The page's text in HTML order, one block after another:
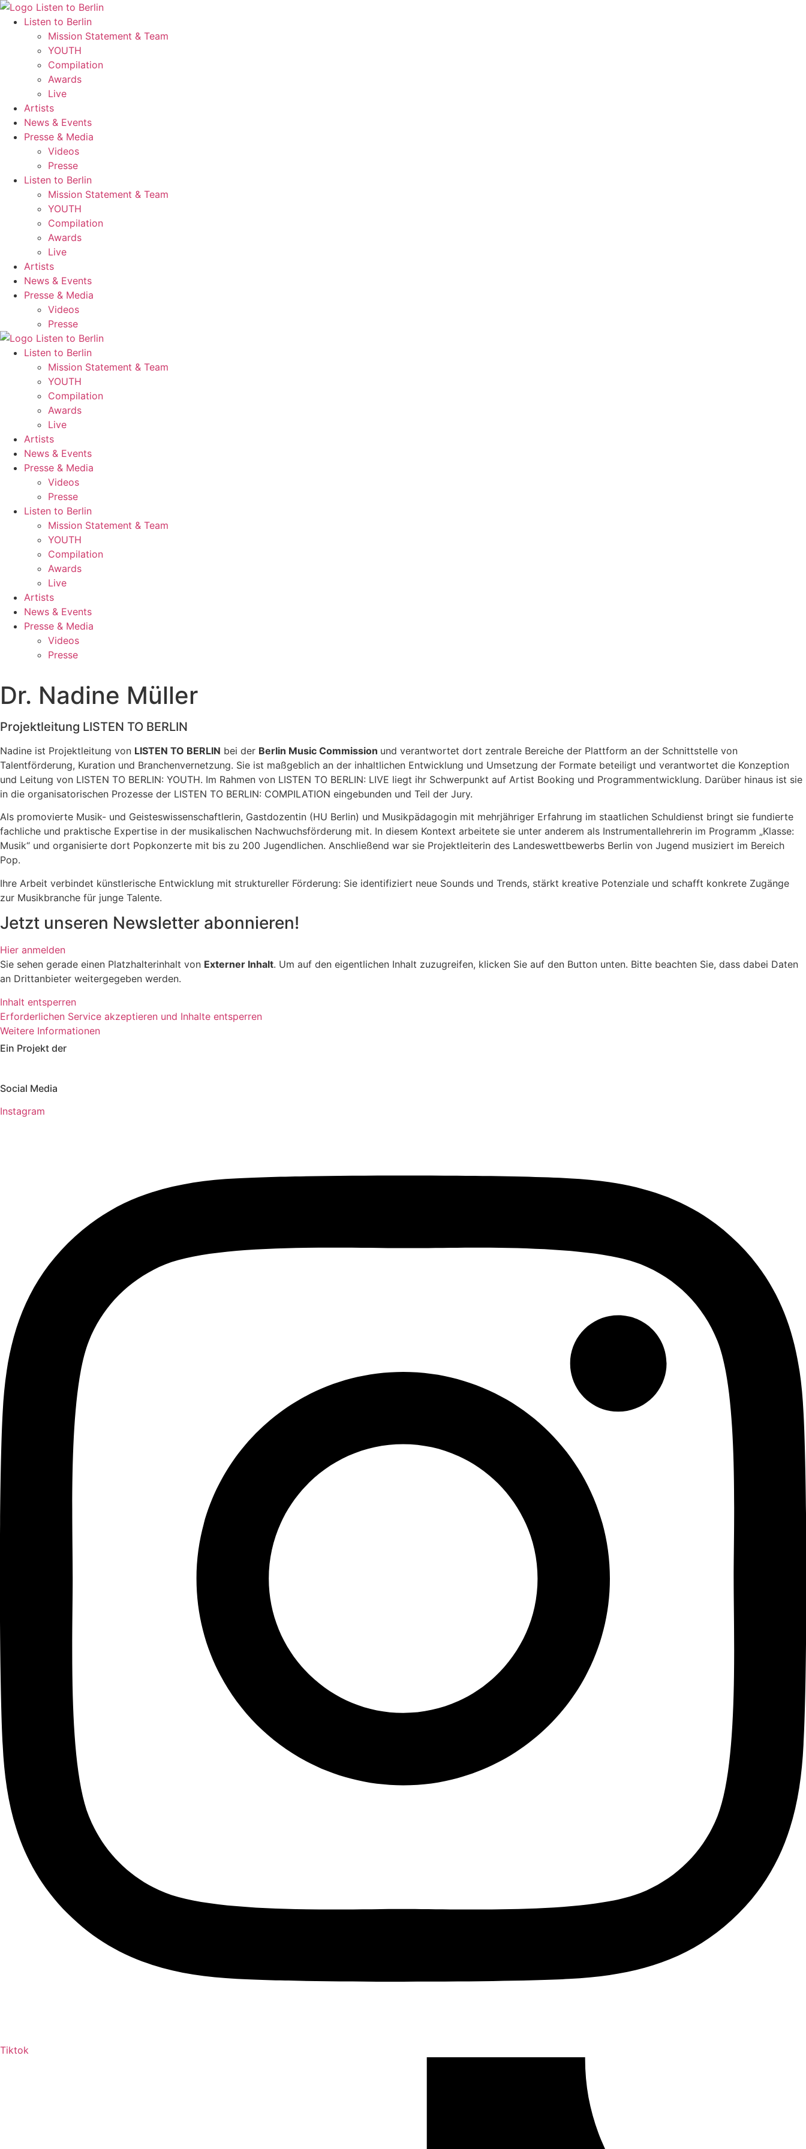
Zum
Inhalt
wechseln
Listen to Berlin
Mission Statement & Team
YOUTH
Compilation
Awards
Live
Artists
News & Events
Presse & Media
Videos
Presse
Listen to Berlin
Mission Statement & Team
YOUTH
Compilation
Awards
Live
Artists
News & Events
Presse & Media
Videos
Presse
Listen to Berlin
Mission Statement & Team
YOUTH
Compilation
Awards
Live
Artists
News & Events
Presse & Media
Videos
Presse
Listen to Berlin
Mission Statement & Team
YOUTH
Compilation
Awards
Live
Artists
News & Events
Presse & Media
Videos
Presse
Dr. Nadine Müller
Projektleitung LISTEN TO BERLIN
Nadine ist Projektleitung von LISTEN TO BERLIN bei der Berlin Music Commission und verantwortet dort zentrale Bereiche der Plattform an der Schnittstelle von
Talentförderung, Kuration und Branchenvernetzung. Sie ist maßgeblich an der inhaltlichen Entwicklung und Umsetzung der Formate beteiligt und verantwortet die Konzeption
und Leitung von LISTEN TO BERLIN: YOUTH. Im Rahmen von LISTEN TO BERLIN: LIVE liegt ihr Schwerpunkt auf Artist Booking und Programmentwicklung. Darüber hinaus ist sie
in die organisatorischen Prozesse der LISTEN TO BERLIN: COMPILATION eingebunden und Teil der Jury.
Als promovierte Musik- und Geisteswissenschaftlerin, Gastdozentin (HU Berlin) und Musikpädagogin mit mehrjähriger Erfahrung im staatlichen Schuldienst bringt sie fundierte
fachliche und praktische Expertise in der musikalischen Nachwuchsförderung mit. In diesem Kontext arbeitete sie unter anderem als Instrumentallehrerin im Programm „Klasse:
Musik“ und organisierte dort Popkonzerte mit bis zu 200 Jugendlichen. Anschließend war sie Projektleiterin des Landeswettbewerbs Berlin von Jugend musiziert im Bereich
Pop.
Ihre Arbeit verbindet künstlerische Entwicklung mit struktureller Förderung: Sie identifiziert neue Sounds und Trends, stärkt kreative Potenziale und schafft konkrete Zugänge
zur Musikbranche für junge Talente.
Jetzt unseren Newsletter abonnieren!
Hier anmelden
Sie sehen gerade einen Platzhalterinhalt von Externer Inhalt. Um auf den eigentlichen Inhalt zuzugreifen, klicken Sie auf den Button unten. Bitte beachten Sie, dass dabei Daten
an Drittanbieter weitergegeben werden.
Inhalt entsperren
Erforderlichen Service akzeptieren und Inhalte entsperren
Weitere Informationen
Ein Projekt der
Social Media
Instagram
Tiktok